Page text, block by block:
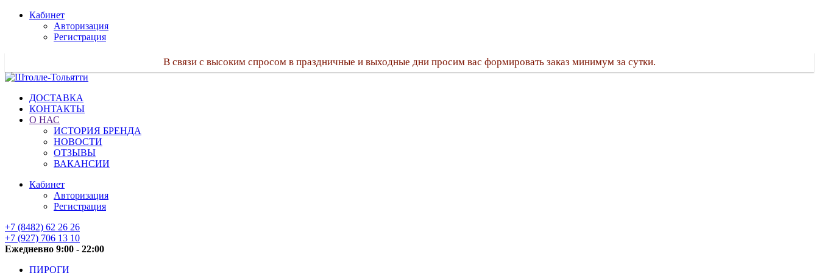
Кабинет
Авторизация
Регистрация
В связи с высоким спросом в праздничные и выходные дни просим вас формировать заказ минимум за сутки.
ДОСТАВКА
КОНТАКТЫ
О НАС
ИСТОРИЯ БРЕНДА
НОВОСТИ
ОТЗЫВЫ
ВАКАНСИИ
Кабинет
Авторизация
Регистрация
+7 (8482) 62 26 26
+7 (927) 706 13 10
Ежедневно 9:00 - 22:00
ПИРОГИ